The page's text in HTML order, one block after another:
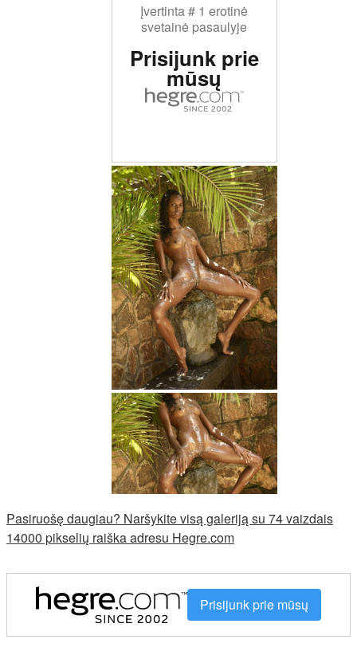
Įvertinta # 1 erotinė
svetainė pasaulyje
Prisijunk prie
mūsų
Pasiruošę daugiau? Naršykite visą galeriją su 74 vaizdais
14000 pikselių raiška adresu Hegre.com
Prisijunk prie mūsų